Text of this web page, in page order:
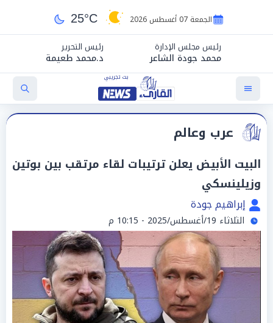
الجمعة 07 أغسطس 2026 25°C
رئيس مجلس الإدارة
محمد جودة الشاعر
رئيس التحرير
د.محمد طعيمة
عرب وعالم
البيت الأبيض يعلن ترتيبات لقاء مرتقب بين بوتين
وزيلينسكي
إبراهيم جودة
الثلاثاء 19/أغسطس/2025 - 10:15 م